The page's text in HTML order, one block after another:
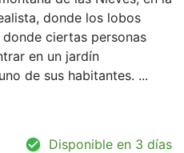
donde los lobos
ciertas personas
en un jardín
de sus habitantes. ...
Disponible en 3 días